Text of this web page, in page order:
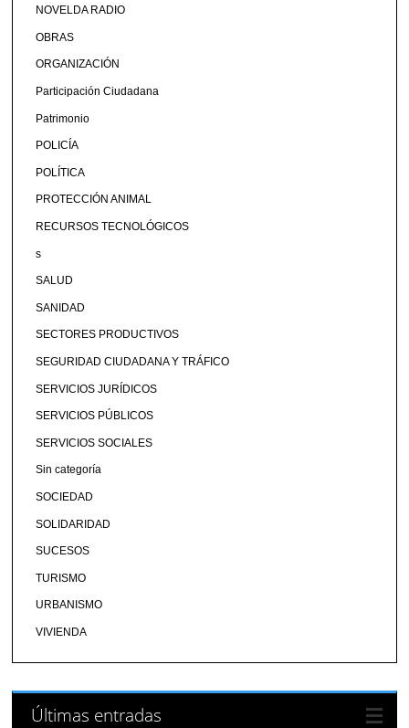
NOVELDA RADIO
OBRAS
ORGANIZACIÓN
Participación Ciudadana
Patrimonio
POLICÍA
POLÍTICA
PROTECCIÓN ANIMAL
RECURSOS TECNOLÓGICOS
s
SALUD
SANIDAD
SECTORES PRODUCTIVOS
SEGURIDAD CIUDADANA Y TRÁFICO
SERVICIOS JURÍDICOS
SERVICIOS PÚBLICOS
SERVICIOS SOCIALES
Sin categoría
SOCIEDAD
SOLIDARIDAD
SUCESOS
TURISMO
URBANISMO
VIVIENDA
Últimas entradas